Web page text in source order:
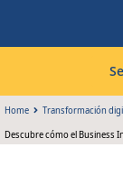
Home
Transformación
Descubre cómo el Business